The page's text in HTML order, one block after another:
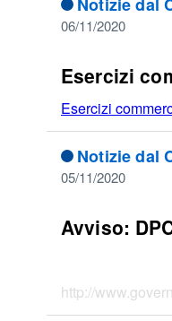
06/11/2020
Esercizi
Esercizi
Notizie dal
05/11/2020
Avviso:
http://